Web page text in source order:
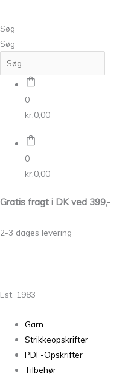
Søg
Søg
0
kr. 0,00
0
kr. 0,00
Gratis fragt i DK ved 399,-
2-3 dages levering
Est. 1983
Garn
Strikkeopskrifter
PDF-Opskrifter
Tilbehør